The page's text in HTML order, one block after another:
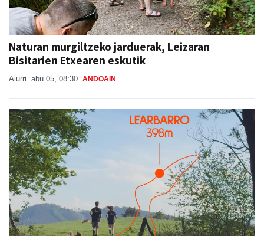
Naturan murgiltzeko jarduerak, Leizaran
Bisitarien Etxearen eskutik
Aiurri abu 05, 08:30 ANDOAIN